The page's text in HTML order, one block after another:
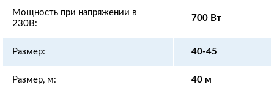
Мощность при напряжении в
230В:
700 Вт
Размер: 40-45
Размер, м: 40 м